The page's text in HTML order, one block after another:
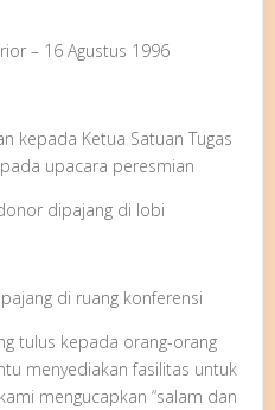
– 16 Agustus 1996
kepada Ketua Satuan Tugas
upacara peresmian
dipajang di lobi
di ruang konferensi
tulus kepada orang-orang
menyediakan fasilitas untuk
mengucapkan “salam dan